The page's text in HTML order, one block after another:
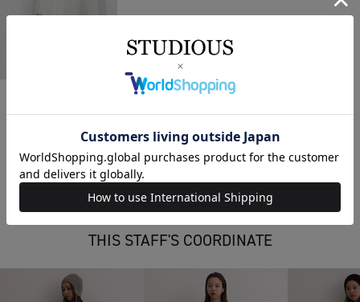
Cashmere Silk Polo
￥17,600
サイズ： FREE
THIS STAFF'S COORDINATE